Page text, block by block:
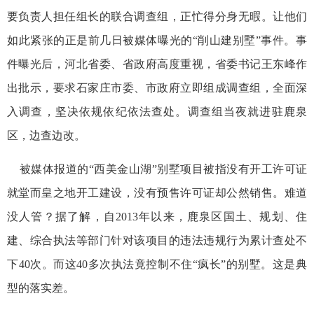
要负责人担任组长的联合调查组，正忙得分身无暇。让他们
如此紧张的正是前几日被媒体曝光的“削山建别墅”事件。事
件曝光后，河北省委、省政府高度重视，省委书记王东峰作
出批示，要求石家庄市委、市政府立即组成调查组，全面深
入调查，坚决依规依纪依法查处。调查组当夜就进驻鹿泉
区，边查边改。
被媒体报道的“西美金山湖”别墅项目被指没有开工许可证
就堂而皇之地开工建设，没有预售许可证却公然销售。难道
没人管？据了解，自2013年以来，鹿泉区国土、规划、住
建、综合执法等部门针对该项目的违法违规行为累计查处不
下40次。而这40多次执法竟控制不住“疯长”的别墅。这是典
型的落实差。